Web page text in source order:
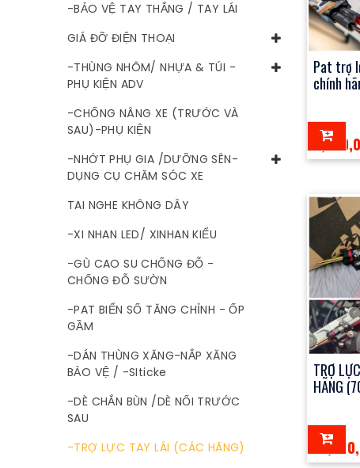
-BẢO VỆ TAY THẮNG / TAY LÁI
GIÁ ĐỠ ĐIỆN THOẠI
-THÙNG NHÔM/ NHỰA & TÚI -
PHỤ KIỆN ADV
-CHỐNG NÂNG XE (TRƯỚC VÀ
SAU)-PHỤ KIỆN
-NHỚT PHỤ GIA /DƯỠNG SÊN-
DỤNG CỤ CHĂM SÓC XE
TAI NGHE KHÔNG DÂY
-XI NHAN LED/ XINHAN KIỂU
-GÙ CAO SU CHỐNG ĐỖ -
CHỐNG ĐỖ SƯỜN
-PAT BIỂN SỐ TĂNG CHỈNH - ỐP
GẦM
-DÁN THÙNG XĂNG-NẮP XĂNG
BẢO VỆ / -SIticke
-DÈ CHẮN BÙN /DÈ NỐI TRƯỚC
SAU
-TRỢ LỰC TAY LÁI (CÁC HÃNG)
Pat trợ
chính
TRỢ
HÃNG